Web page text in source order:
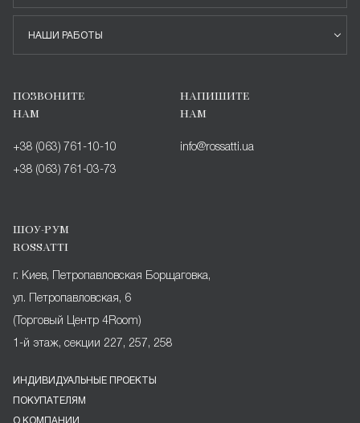
НАШИ РАБОТЫ
ПОЗВОНИТЕ
НАМ
+38 (063) 761-10-10
+38 (063) 761-03-73
НАПИШИТЕ
НАМ
info@rossatti.ua
ШОУ-РУМ
ROSSATTI
г. Киев, Петропавловская Борщаговка,
ул. Петропавловская, 6
(Торговый Центр 4Room)
1-й этаж, секции 227, 257, 258
ИНДИВИДУАЛЬНЫЕ ПРОЕКТЫ
ПОКУПАТЕЛЯМ
О КОМПАНИИ